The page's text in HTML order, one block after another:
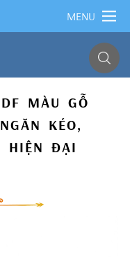
MENU
MÀU GỖ
KÉO,
HIỆN ĐẠI